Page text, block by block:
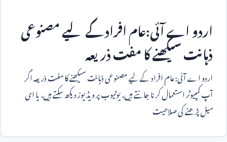
اردو اے آئی:عام افراد کے لیے مصنوعی
ذہانت سیکھنے کا مفت ذریعہ
اردو اے آئی:عام افراد کے لیے مصنوعی ذہانت سیکھنے کا مفت ذریعہ اگر
آپ کمپیوٹر استعمال کرنا جانتے ہیں، یوٹیوب پر ویڈیوز دیکھ سکتے ہیں، یا ای
میل پڑھنے کی صلاحیت